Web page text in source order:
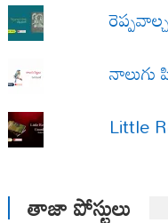
నాలుగు
Little
తాజా పోస్టులు